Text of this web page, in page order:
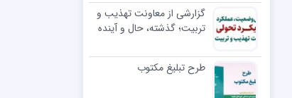
گزارشی از معاونت تهذیب و
تربیت؛ گذشته، حال و آینده
طرح تبلیغ مکتوب